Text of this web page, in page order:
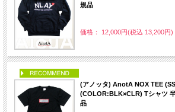
規品
価格： 12,000円(税込 13,200円)
(アノッタ) AnotA NOX TEE
(COLOR:BLK×CLR) Tシャツ
品